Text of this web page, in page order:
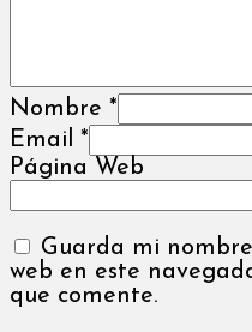
Nombre *
Email *
Página Web
Guarda mi
web en este
que comente.